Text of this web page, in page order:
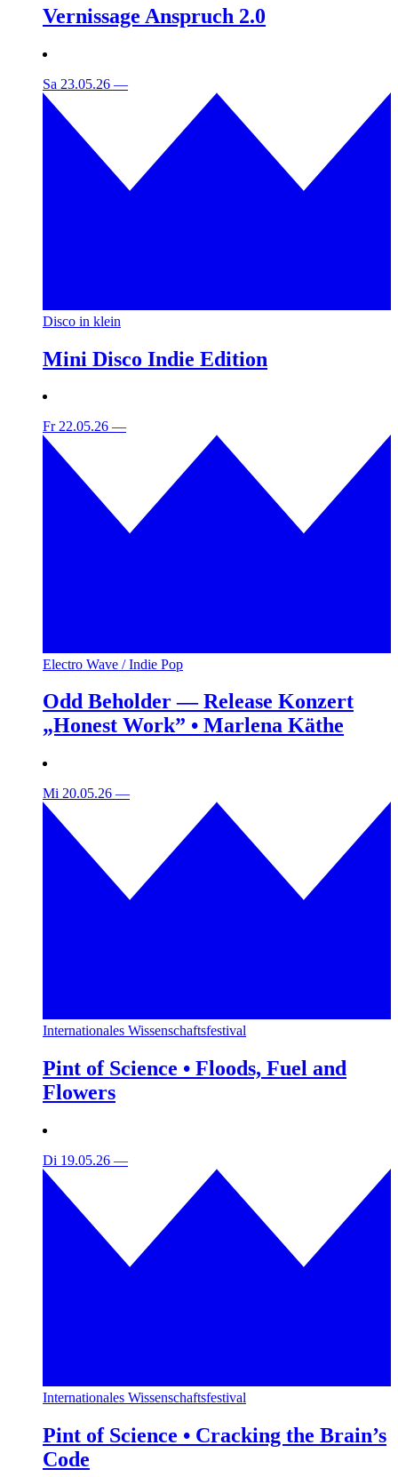
Vernissage Anspruch 2.0
Sa 23.05.26 —
Disco in klein
Mini Disco Indie Edition
Fr 22.05.26 —
Electro Wave / Indie Pop
Odd Beholder — Release Konzert
„Honest Work” • Marlena Käthe
Mi 20.05.26 —
Internationales Wissenschaftsfestival
Pint of Science • Floods, Fuel and
Flowers
Di 19.05.26 —
Internationales Wissenschaftsfestival
Pint of Science • Cracking the Brain’s
Code